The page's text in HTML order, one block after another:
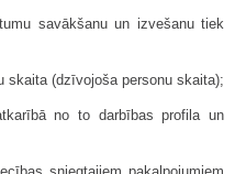
savākšanu un izvešanu tiek
skaita (dzīvojoša personu skaita);
no to darbības profila un